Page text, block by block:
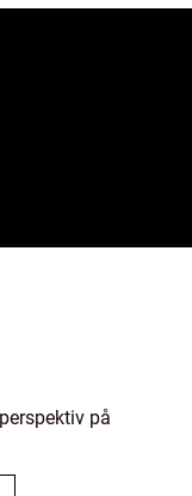
på